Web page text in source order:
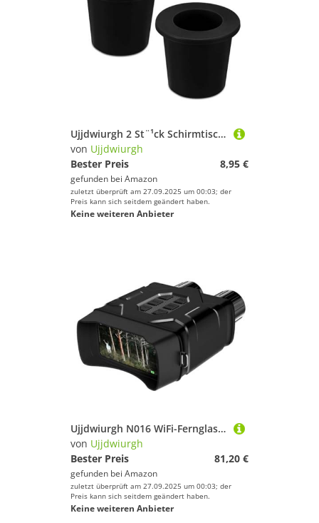
Ujjdwiurgh 2 St¨¹ck Schirmtisch-Ringloch, Silikon-Schirmkegelkeil-Steckerh¨¹lse Terrassenadapter Schirmtisch-Locheinsatz
von Ujjdwiurgh
Bester Preis
8,95 €
gefunden bei Amazon
zuletzt überprüft am 27.09.2025 um 00:03; der
Preis kann sich seitdem geändert haben.
Keine weiteren Anbieter
Ujjdwiurgh N016 WiFi-Fernglas, 5K UHD, Nachtsicht, 52 MP, 10-Facher Digitalzoom, Teleskop f¨¹r Sicht bei Schwacher/Keiner Beleuchtung, f¨¹r die Jagd und das Camping
von Ujjdwiurgh
Bester Preis
81,20 €
gefunden bei Amazon
zuletzt überprüft am 27.09.2025 um 00:03; der
Preis kann sich seitdem geändert haben.
Keine weiteren Anbieter